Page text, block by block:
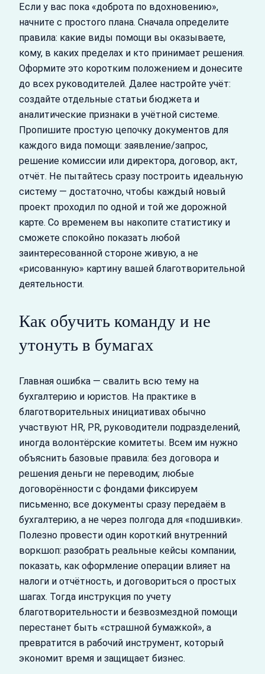
Если у вас пока «доброта по вдохновению»,
начните с простого плана. Сначала определите
правила: какие виды помощи вы оказываете,
кому, в каких пределах и кто принимает решения.
Оформите это коротким положением и донесите
до всех руководителей. Далее настройте учёт:
создайте отдельные статьи бюджета и
аналитические признаки в учётной системе.
Пропишите простую цепочку документов для
каждого вида помощи: заявление/запрос,
решение комиссии или директора, договор, акт,
отчёт. Не пытайтесь сразу построить идеальную
систему — достаточно, чтобы каждый новый
проект проходил по одной и той же дорожной
карте. Со временем вы накопите статистику и
сможете спокойно показать любой
заинтересованной стороне живую, а не
«рисованную» картину вашей благотворительной
деятельности.
Как обучить команду и не
утонуть в бумагах
Главная ошибка — свалить всю тему на
бухгалтерию и юристов. На практике в
благотворительных инициативах обычно
участвуют HR, PR, руководители подразделений,
иногда волонтёрские комитеты. Всем им нужно
объяснить базовые правила: без договора и
решения деньги не переводим; любые
договорённости с фондами фиксируем
письменно; все документы сразу передаём в
бухгалтерию, а не через полгода для «подшивки».
Полезно провести один короткий внутренний
воркшоп: разобрать реальные кейсы компании,
показать, как оформление операции влияет на
налоги и отчётность, и договориться о простых
шагах. Тогда инструкция по учету
благотворительности и безвозмездной помощи
перестанет быть «страшной бумажкой», а
превратится в рабочий инструмент, который
экономит время и защищает бизнес.